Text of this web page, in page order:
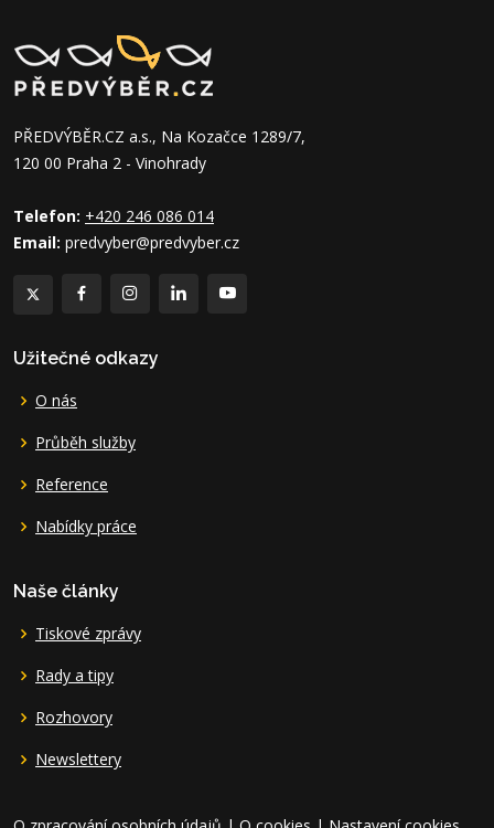
PŘEDVÝBĚR.CZ a.s., Na Kozačce 1289/7,
120 00 Praha 2 - Vinohrady
Telefon: +420 246 086 014
Email: predvyber@predvyber.cz
Užitečné odkazy
O nás
Průběh služby
Reference
Nabídky práce
Naše články
Tiskové zprávy
Rady a tipy
Rozhovory
Newslettery